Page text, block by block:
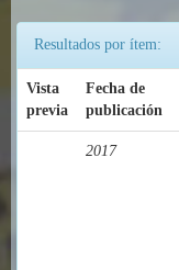
Resultados por ítem:
Vista
previa
Fecha de
publicación
2017